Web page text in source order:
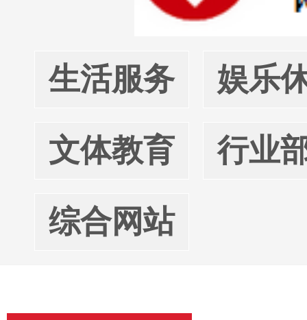
生活服务 娱乐
文体教育 行业
综合网站